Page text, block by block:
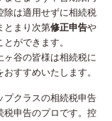
除は適用せずに相続税
とまり次第修正申告や
ができます。
ヶ谷の皆様は相続税に
すすめいたします。
プクラスの相続税申告
税申告のプロです。控